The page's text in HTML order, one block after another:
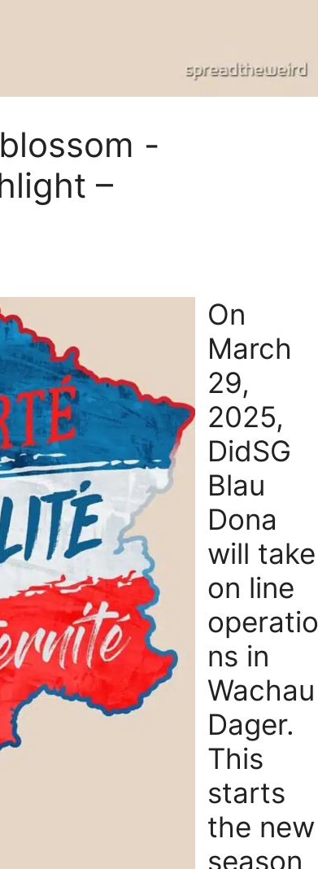
-
–
On
March
29,
2025,
DidSG
Blau
Dona
will take
on line
operatio
ns in
Wachau
Dager.
This
starts
the new
season